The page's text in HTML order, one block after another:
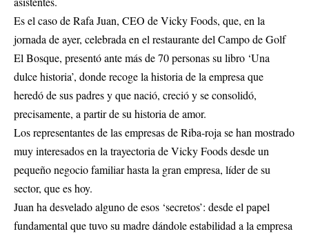
Es el caso de Rafa Juan, CEO de Vicky Foods, que, en la
jornada de ayer, celebrada en el restaurante del Campo de Golf
El Bosque, presentó ante más de 70 personas su libro ‘Una
dulce historia’, donde recoge la historia de la empresa que
heredó de sus padres y que nació, creció y se consolidó,
precisamente, a partir de su historia de amor.
Los representantes de las empresas de Riba-roja se han mostrado
muy interesados en la trayectoria de Vicky Foods desde un
pequeño negocio familiar hasta la gran empresa, líder de su
sector, que es hoy.
Juan ha desvelado alguno de esos ‘secretos’: desde el papel
fundamental que tuvo su madre dándole estabilidad a la empresa